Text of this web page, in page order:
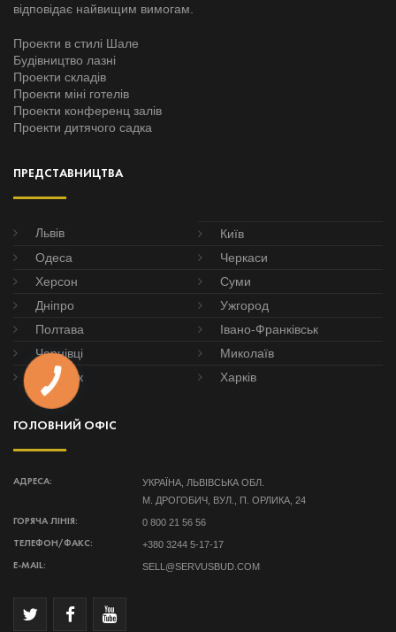
відповідає найвищим вимогам.
Проекти в стилі Шале
Будівництво лазні
Проекти складів
Проекти міні готелів
Проекти конференц залів
Проекти дитячого садка
ПРЕДСТАВНИЦТВА
Львів
Київ
Одеса
Черкаси
Херсон
Суми
Дніпро
Ужгород
Полтава
Івано-Франківськ
Чернівці
Миколаїв
Донецьк
Харків
ГОЛОВНИЙ ОФІС
АДРЕСА:
УКРАЇНА, ЛЬВІВСЬКА ОБЛ.
М. ДРОГОБИЧ, ВУЛ., П. ОРЛИКА, 24
ГОРЯЧА ЛІНІЯ: 0 800 21 56 56
ТЕЛЕФОН/ФАКС: +380 3244 5-17-17
E-MAIL: SELL@SERVUSBUD.COM